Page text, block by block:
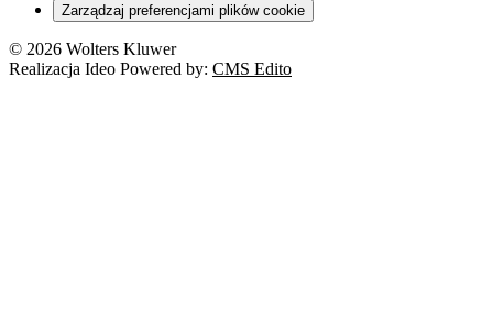
Zarządzaj preferencjami plików cookie
© 2026 Wolters Kluwer
Realizacja Ideo Powered by: CMS Edito